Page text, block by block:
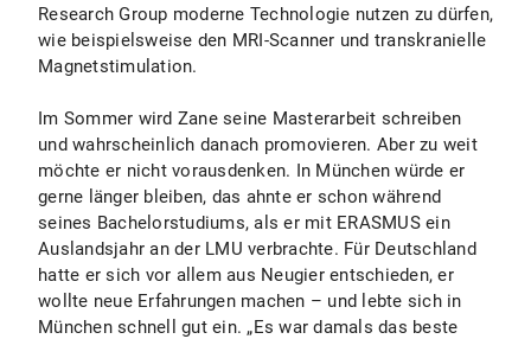
Research Group moderne Technologie nutzen zu dürfen,
wie beispielsweise den MRI-Scanner und transkranielle
Magnetstimulation.
Im Sommer wird Zane seine Masterarbeit schreiben
und wahrscheinlich danach promovieren. Aber zu weit
möchte er nicht vorausdenken. In München würde er
gerne länger bleiben, das ahnte er schon während
seines Bachelorstudiums, als er mit ERASMUS ein
Auslandsjahr an der LMU verbrachte. Für Deutschland
hatte er sich vor allem aus Neugier entschieden, er
wollte neue Erfahrungen machen – und lebte sich in
München schnell gut ein. „Es war damals das beste